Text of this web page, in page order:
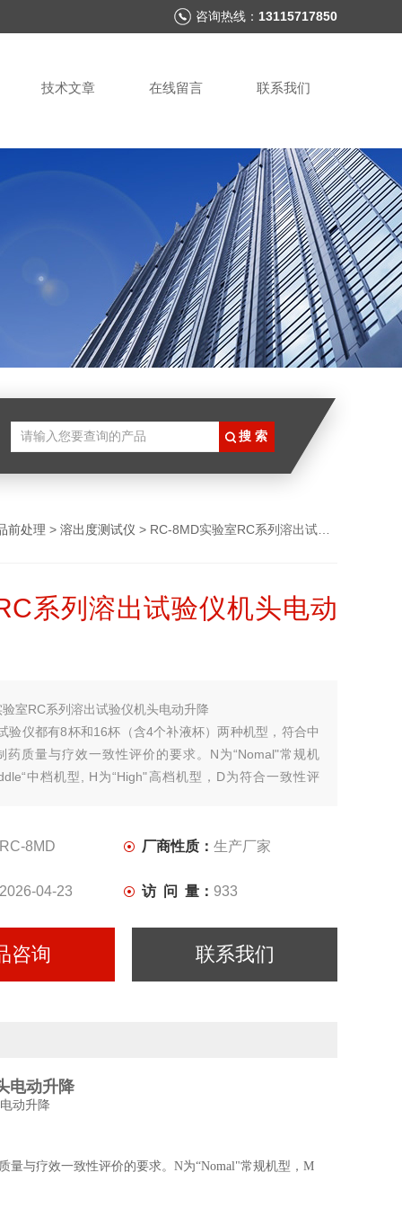
咨询热线： 13115717850
技术文章 在线留言 联系我们
前处理 > 溶出度测试仪 > RC-8MD实验室RC系列溶出试验仪机头电动升降
系列溶出试验仪机头电动
验室RC系列溶出试验仪机头电动升降
验仪都有8杯和16杯（含4个补液杯）两种机型，符合中
药质量与疗效一致性评价的要求。N为“Nomal"常规机
中档机型, H为“High"高档机型，D为符合一致性评
RC-8MD 厂商性质： 生产厂家
2026-04-23 访 问 量： 933
咨询 联系我们
电动升降
量与疗效一致性评价的要求。N为“Nomal"常规机型，M